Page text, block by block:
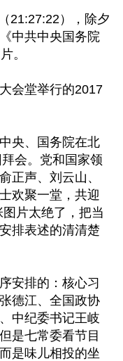
21:27:22），除夕
中共中央国务院
。
会堂举行的2017
央、国务院在北
会。党和国家领
正声、刘云山、
欢聚一堂，共迎
片太绝了，把当
排表述的清清楚
安排的：核心习
德江、全国政协
中纪委书记王岐
是七常委看节目
是味儿相投的坐